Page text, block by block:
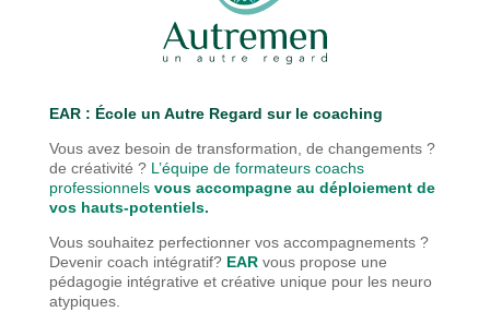
EAR : École un Autre Regard sur le coaching
Vous avez besoin de transformation, de changements ?
de créativité ? L’équipe de formateurs coachs
professionnels vous accompagne au déploiement de
vos hauts-potentiels.
Vous souhaitez perfectionner vos accompagnements ?
Devenir coach intégratif? EAR vous propose une
pédagogie intégrative et créative unique pour les neuro
atypiques.